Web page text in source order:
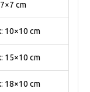
cm
10×10 cm
15×10 cm
18×10 cm